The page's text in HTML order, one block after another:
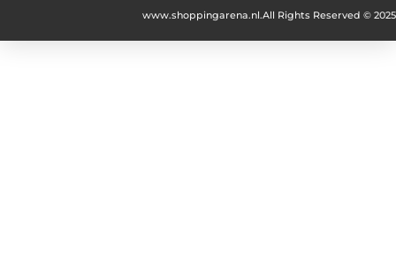
All Rights Reserved © 2025
www.shoppingarena.nl.